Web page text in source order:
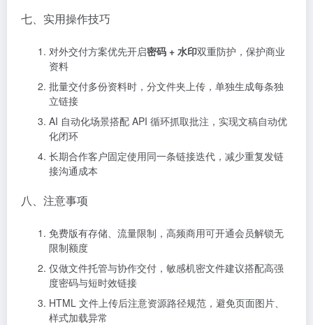
七、实用操作技巧
对外交付方案优先开启密码 + 水印双重防护，保护商业
资料
批量交付多份资料时，分文件夹上传，单独生成每条独
立链接
AI 自动化场景搭配 API 循环抓取批注，实现文稿自动优
化闭环
长期合作客户固定使用同一条链接迭代，减少重复发链
接沟通成本
八、注意事项
免费版有存储、流量限制，高频商用可开通会员解锁无
限制额度
仅做文件托管与协作交付，敏感机密文件建议搭配高强
度密码与短时效链接
HTML 文件上传后注意资源路径规范，避免页面图片、
样式加载异常